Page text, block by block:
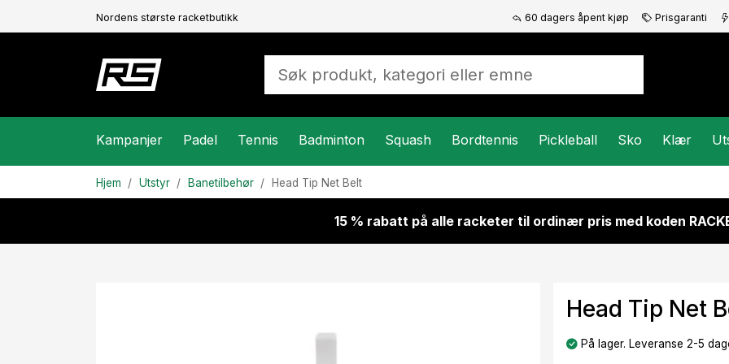
Nordens største racketbutikk 60 dagers åpent kjøp Prisgaranti
Kampanjer Padel Tennis Badminton Squash Bordtennis Pickleball Sko Klær
Hjem Utstyr Banetilbehør Head Tip Net Belt
15 % rabatt på alle racketer til ordinær pris med koden
Head Tip Net
På lager. Leveranse 2-5